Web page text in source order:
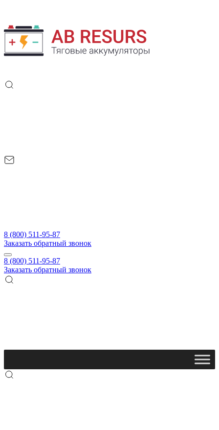
8 (800) 511-95-87
Заказать обратный звонок
8 (800) 511-95-87
Заказать обратный звонок